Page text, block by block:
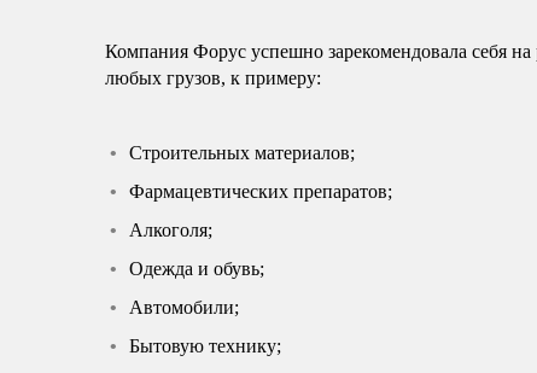
Компания Форус успешно зарекомендовала себя
любых грузов, к примеру:
Строительных материалов;
Фармацевтических препаратов;
Алкоголя;
Одежда и обувь;
Автомобили;
Бытовую технику;